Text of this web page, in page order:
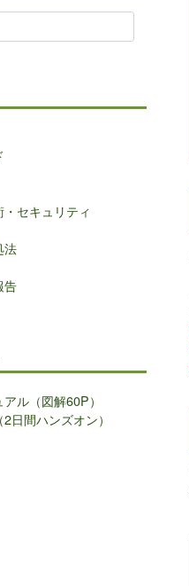
セキュリティ
法
告
ル（図解60P）
日間ハンズオン）